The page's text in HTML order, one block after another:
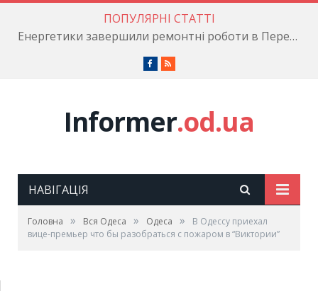
ПОПУЛЯРНІ СТАТТІ
Енергетики завершили ремонтні роботи в Пересипському районі
Facebook
RSS
Informer.od.ua
НАВІГАЦІЯ
Головна » Вся Одеса » Одеса »
В Одессу приехал
вице-премьер что бы разобраться с пожаром в “Виктории”